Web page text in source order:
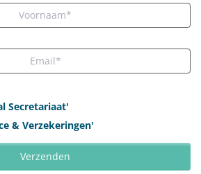
Secretariaat'
& Verzekeringen'